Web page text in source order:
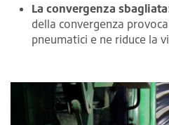
La convergenza
della convergenza
pneumatici e ne riduce la